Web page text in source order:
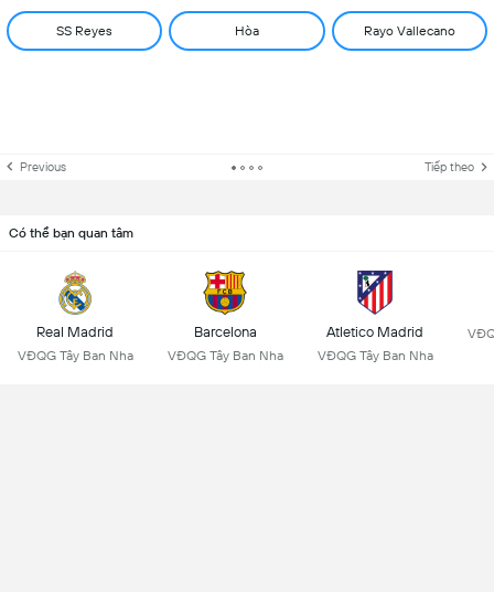
SS Reyes Hòa Rayo Vallecano
Previous Tiếp theo
Có thể bạn quan tâm
Real Madrid
VĐQG Tây Ban Nha
Barcelona
VĐQG Tây Ban Nha
Atletico Madrid
VĐQG Tây Ban Nha